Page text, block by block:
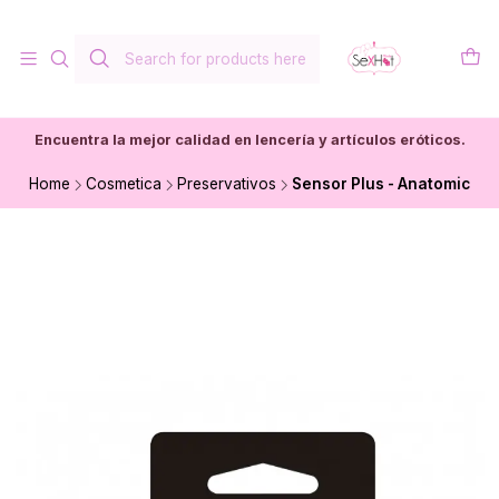
Encuentra la mejor calidad en lencería y artículos eróticos.
Home Cosmetica Preservativos Sensor Plus - Anatomic